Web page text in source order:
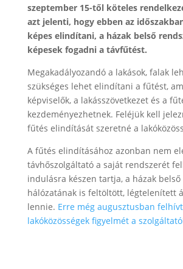
szeptember 15-től köteles
azt jelenti, hogy ebben az
képes elindítani, a házak belső
képesek fogadni a távfűtést.
Megakadályozandó a lakások, falak
szükséges lehet elindítani a fűtést,
képviselők, a lakásszövetkezet és a
kezdeményezhetnek. Feléjük kell
fűtés elindítását szeretné a
A fűtés elindításához azonban nem
távhőszolgáltató a saját rendszerét
indulásra készen tartja, a házak
hálózatának is feltöltött, légtelenített
lennie. Erre még augusztusban
lakóközösségek figyelmét a